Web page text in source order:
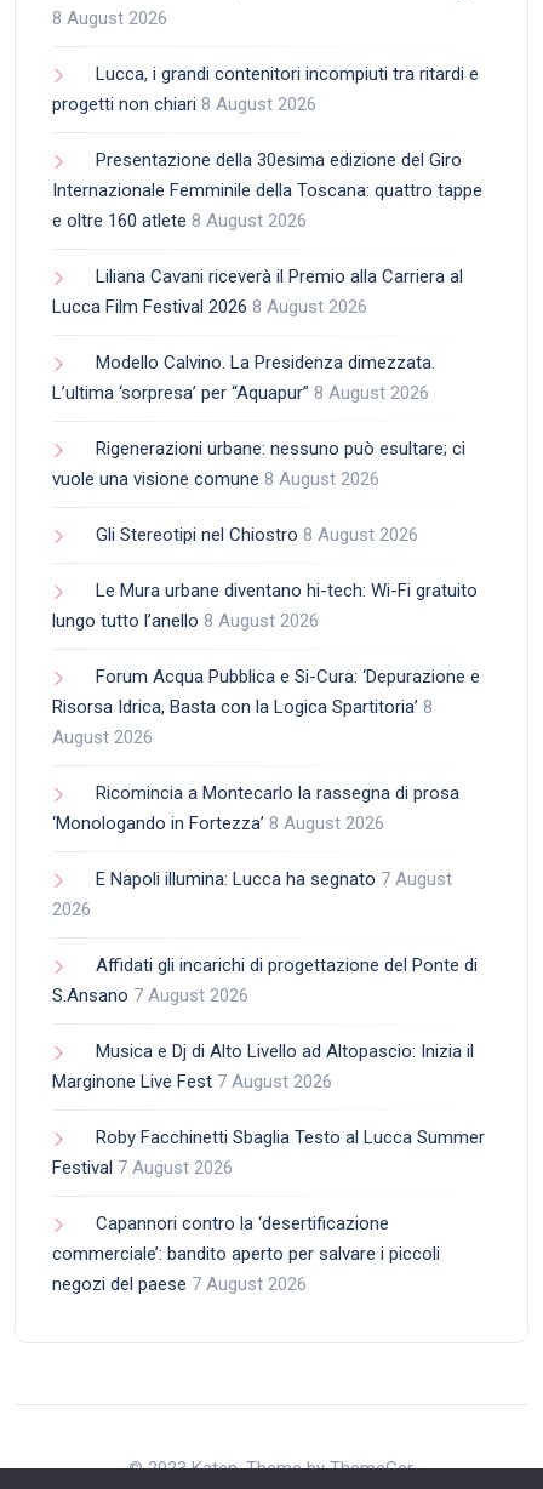
8 August 2026
Lucca, i grandi contenitori incompiuti tra ritardi e
progetti non chiari 8 August 2026
Presentazione della 30esima edizione del Giro
Internazionale Femminile della Toscana: quattro tappe
e oltre 160 atlete 8 August 2026
Liliana Cavani riceverà il Premio alla Carriera al
Lucca Film Festival 2026 8 August 2026
Modello Calvino. La Presidenza dimezzata.
L’ultima ‘sorpresa’ per “Aquapur” 8 August 2026
Rigenerazioni urbane: nessuno può esultare; ci
vuole una visione comune 8 August 2026
Gli Stereotipi nel Chiostro 8 August 2026
Le Mura urbane diventano hi-tech: Wi-Fi gratuito
lungo tutto l’anello 8 August 2026
Forum Acqua Pubblica e Si-Cura: ‘Depurazione e
Risorsa Idrica, Basta con la Logica Spartitoria’ 8
August 2026
Ricomincia a Montecarlo la rassegna di prosa
‘Monologando in Fortezza’ 8 August 2026
E Napoli illumina: Lucca ha segnato 7 August
2026
Affidati gli incarichi di progettazione del Ponte di
S.Ansano 7 August 2026
Musica e Dj di Alto Livello ad Altopascio: Inizia il
Marginone Live Fest 7 August 2026
Roby Facchinetti Sbaglia Testo al Lucca Summer
Festival 7 August 2026
Capannori contro la ‘desertificazione
commerciale’: bandito aperto per salvare i piccoli
negozi del paese 7 August 2026
© 2023 Katen. Theme by ThemeGer.